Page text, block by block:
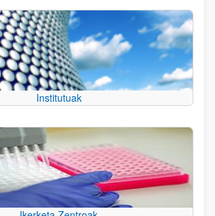
Institutuak